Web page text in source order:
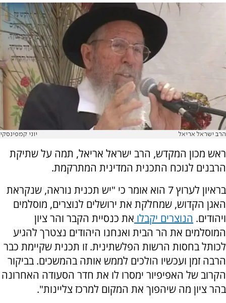
הרב ישראל אריאל יוני קמפינסקי
ראש מכון המקדש, הרב ישראל אריאל, תמה על שתיקת
הרבנים לנוכח התכנית המדינית המתרקמת.
בראיון לערוץ 7 הוא אומר כי "יש תכנית נוראה, שנקראת
האגן הקדוש, שמחלקת את ירושלים לנוצרים, מוסלמים
ויהודים. הנוצרים יקבלו את כנסיית הקבר והר ציון
המוסלמים את הר הבית ואנחנו היהודים נצטרך להגיע
לכותל בחסות הרשות הפלשתינית. זו תכנית שקיימת כבר
הרבה זמן ועכשיו הולכים לממש אותה בהמשכים. בביקור
הקרוב של האפיפיור ימסרו לו את חדר הסעודה האחרונה
בהר ציון מה שיהפוך את המקום למרכז צליינות".